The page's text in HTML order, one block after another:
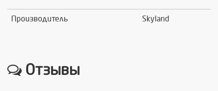
Производитель Skyland
Отзывы